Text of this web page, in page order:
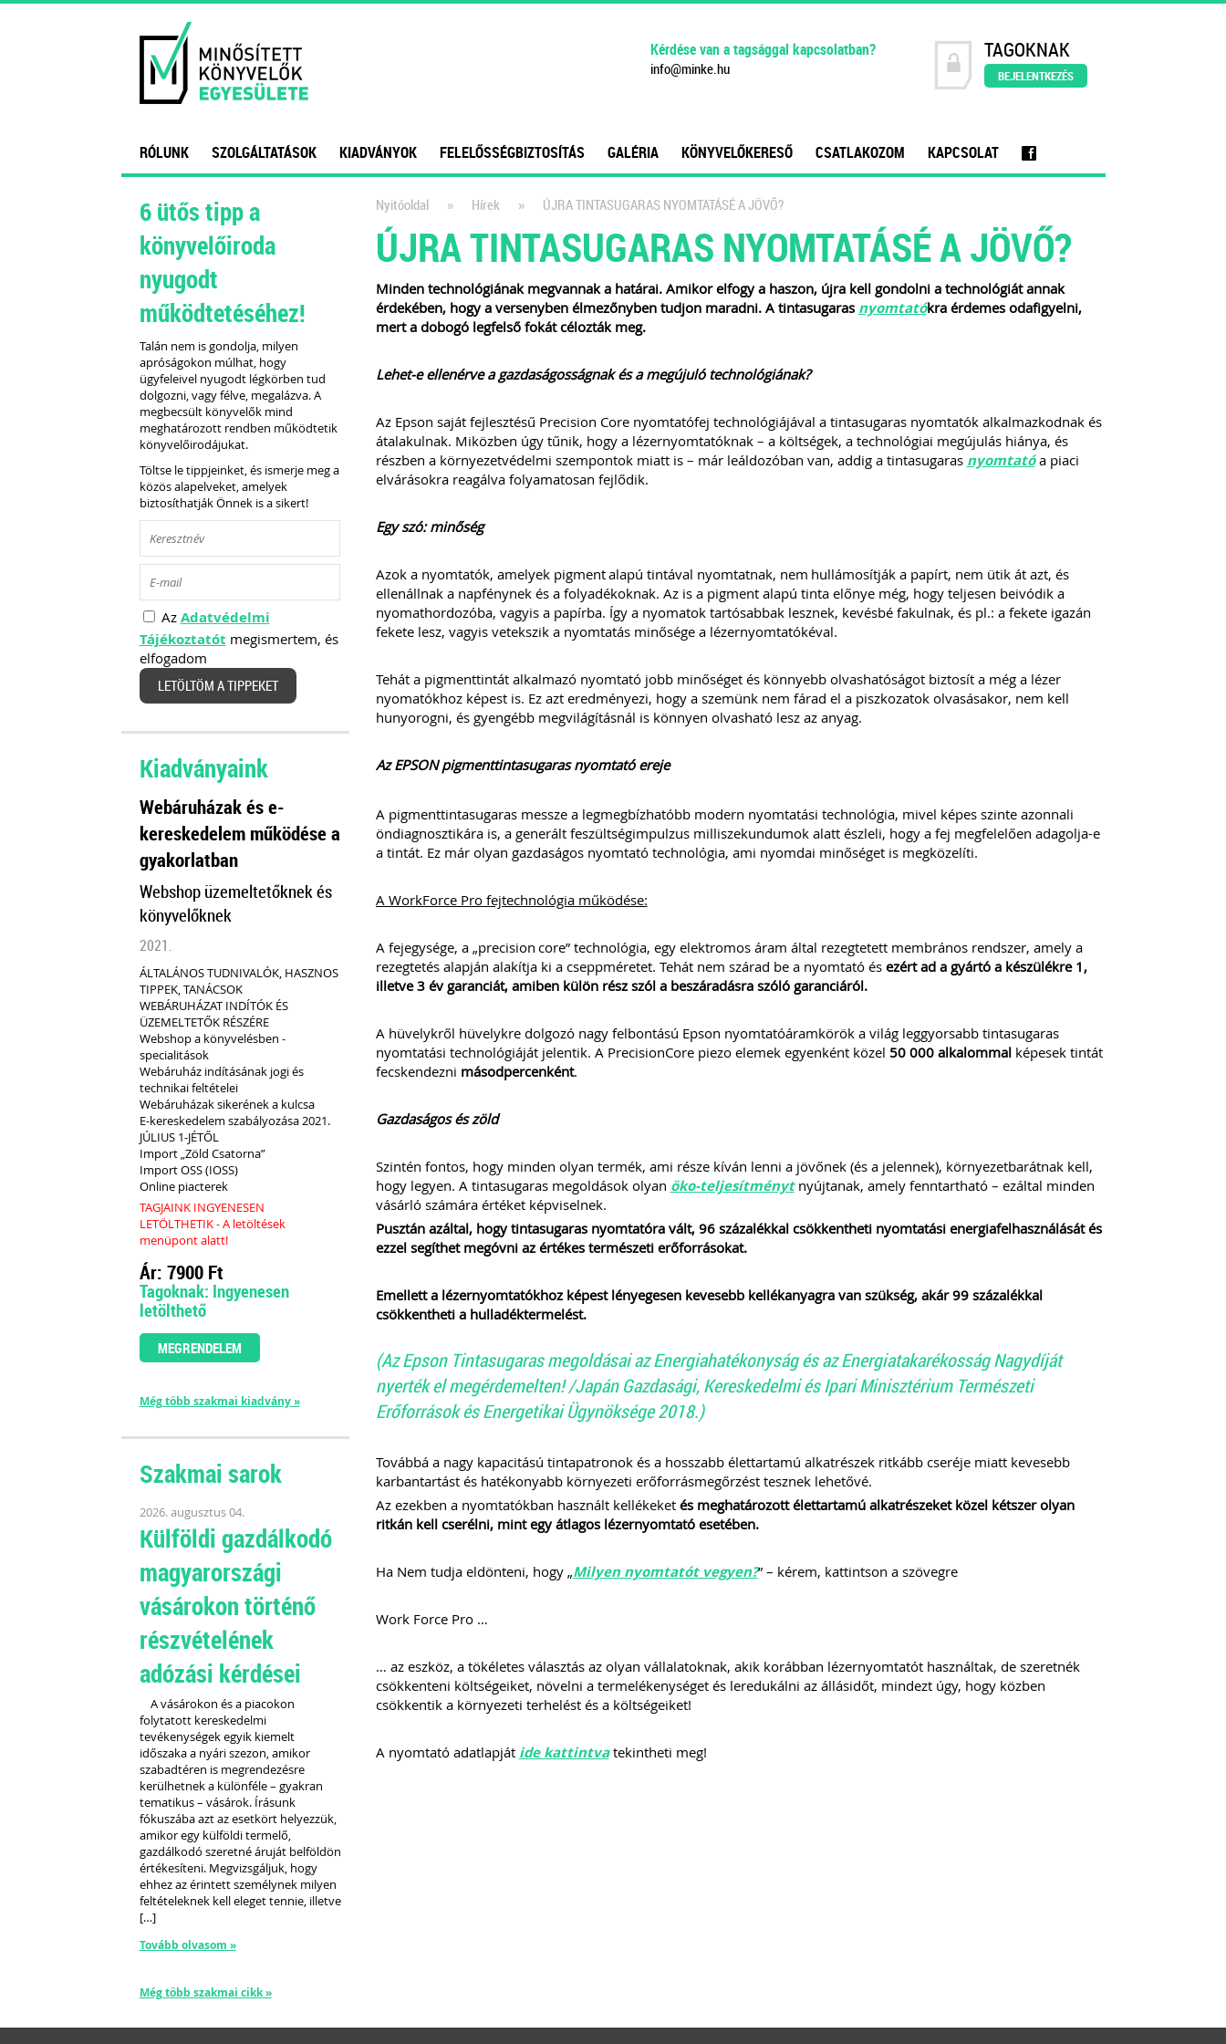
Kérdése van a tagsággal kapcsolatban?
info@minke.hu
TAGOKNAK
BEJELENTKEZÉS
RÓLUNK SZOLGÁLTATÁSOK KIADVÁNYOK FELELŐSSÉGBIZTOSÍTÁS GALÉRIA KÖNYVELŐKERESŐ CSATLAKOZOM KAPCSOLAT f
Nyitóoldal » Hírek » ÚJRA TINTASUGARAS NYOMTATÁSÉ A JÖVŐ?
ÚJRA TINTASUGARAS NYOMTATÁSÉ A JÖVŐ?
Minden technológiának megvannak a határai. Amikor elfogy a haszon, újra kell gondolni a technológiát annak
érdekében, hogy a versenyben élmezőnyben tudjon maradni. A tintasugaras nyomtatókra érdemes odafigyelni,
mert a dobogó legfelső fokát célozták meg.
Lehet-e ellenérve a gazdaságosságnak és a megújuló technológiának?
Az Epson saját fejlesztésű Precision Core nyomtatófej technológiájával a tintasugaras nyomtatók alkalmazkodnak és
átalakulnak. Miközben úgy tűnik, hogy a lézernyomtatóknak – a költségek, a technológiai megújulás hiánya, és
részben a környezetvédelmi szempontok miatt is – már leáldozóban van, addig a tintasugaras nyomtatóa piaci
elvárásokra reagálva folyamatosan fejlődik.
Egy szó: minőség
Azok a nyomtatók, amelyek pigment alapú tintával nyomtatnak, nem hullámosítják a papírt, nem ütik át azt, és
ellenállnak a napfénynek és a folyadékoknak. Az is a pigment alapú tinta előnye még, hogy teljesen beivódik a
nyomathordozóba, vagyis a papírba. Így a nyomatok tartósabbak lesznek, kevésbé fakulnak, és pl.: a fekete igazán
fekete lesz, vagyis vetekszik a nyomtatás minősége a lézernyomtatókéval.
Tehát a pigmenttintát alkalmazó nyomtató jobb minőséget és könnyebb olvashatóságot biztosít a még a lézer
nyomatókhoz képest is. Ez azt eredményezi, hogy a szemünk nem fárad el a piszkozatok olvasásakor, nem kell
hunyorogni, és gyengébb megvilágításnál is könnyen olvasható lesz az anyag.
Az EPSON pigmenttintasugaras nyomtató ereje
A pigmenttintasugaras messze a legmegbízhatóbb modern nyomtatási technológia, mivel képes szinte azonnali
öndiagnosztikára is, a generált feszültségimpulzus milliszekundumok alatt észleli, hogy a fej megfelelően adagolja-e
a tintát. Ez már olyan gazdaságos nyomtató technológia, ami nyomdai minőséget is megközelíti.
A WorkForce Pro fejtechnológia működése:
A fejegysége, a „precision core” technológia, egy elektromos áram által rezegtetett membrános rendszer, amely a
rezegtetés alapján alakítja ki a cseppméretet. Tehát nem szárad be a nyomtató és ezért ad a gyártó a készülékre 1,
illetve 3 év garanciát, amiben külön rész szól a beszáradásra szóló garanciáról.
A hüvelykről hüvelykre dolgozó nagy felbontású Epson nyomtatóáramkörök a világ leggyorsabb tintasugaras
nyomtatási technológiáját jelentik. A PrecisionCore piezo elemek egyenként közel 50 000 alkalommalképesek tintát
fecskendezni másodpercenként.
Gazdaságos és zöld
Szintén fontos, hogy minden olyan termék, ami része kíván lenni a jövőnek (és a jelennek), környezetbarátnak kell,
hogy legyen. A tintasugaras megoldások olyan öko-teljesítménytnyújtanak, amely fenntartható – ezáltal minden
vásárló számára értéket képviselnek.
Pusztán azáltal, hogy tintasugaras nyomtatóra vált, 96 százalékkal csökkentheti nyomtatási energiafelhasználását és
ezzel segíthet megóvni az értékes természeti erőforrásokat.
Emellett a lézernyomtatókhoz képest lényegesen kevesebb kellékanyagra van szükség, akár 99 százalékkal
csökkentheti a hulladéktermelést.
(Az Epson Tintasugaras megoldásai az Energiahatékonyság és az Energiatakarékosság Nagydíját
nyerték el megérdemelten! /Japán Gazdasági, Kereskedelmi és Ipari Minisztérium Természeti
Erőforrások és Energetikai Ügynöksége 2018.)
Továbbá a nagy kapacitású tintapatronok és a hosszabb élettartamú alkatrészek ritkább cseréje miatt kevesebb
karbantartást és hatékonyabb környezeti erőforrásmegőrzést tesznek lehetővé.
Az ezekben a nyomtatókban használt kellékeket és meghatározott élettartamú alkatrészeket közel kétszer olyan
ritkán kell cserélni, mint egy átlagos lézernyomtató esetében.
Ha Nem tudja eldönteni, hogy „Milyen nyomtatót vegyen?” – kérem, kattintson a szövegre
Work Force Pro …
… az eszköz, a tökéletes választás az olyan vállalatoknak, akik korábban lézernyomtatót használtak, de szeretnék
csökkenteni költségeiket, növelni a termelékenységet és leredukálni az állásidőt, mindezt úgy, hogy közben
csökkentik a környezeti terhelést és a költségeiket!
A nyomtató adatlapját ide kattintvatekintheti meg!
6 ütős tipp a
könyvelőiroda
nyugodt
működtetéséhez!
Talán nem is gondolja, milyen
apróságokon múlhat, hogy
ügyfeleivel nyugodt légkörben tud
dolgozni, vagy félve, megalázva. A
megbecsült könyvelők mind
meghatározott rendben működtetik
könyvelőirodájukat.
Töltse le tippjeinket, és ismerje meg a
közös alapelveket, amelyek
biztosíthatják Önnek is a sikert!
Az Adatvédelmi
Tájékoztatót megismertem, és
elfogadom
LETÖLTÖM A TIPPEKET
Kiadványaink
Webáruházak és e-
kereskedelem működése a
gyakorlatban
Webshop üzemeltetőknek és
könyvelőknek
2021.
ÁLTALÁNOS TUDNIVALÓK, HASZNOS
TIPPEK, TANÁCSOK
WEBÁRUHÁZAT INDÍTÓK ÉS
ÜZEMELTETŐK RÉSZÉRE
Webshop a könyvelésben -
specialitások
Webáruház indításának jogi és
technikai feltételei
Webáruházak sikerének a kulcsa
E-kereskedelem szabályozása 2021.
JÚLIUS 1-JÉTŐL
Import „Zöld Csatorna”
Import OSS (IOSS)
Online piacterek
TAGJAINK INGYENESEN
LETÖLTHETIK - A letöltések
menüpont alatt!
Ár: 7900 Ft
Tagoknak: Ingyenesen
letölthető
MEGRENDELEM
Még több szakmai kiadvány »
Szakmai sarok
2026. augusztus 04.
Külföldi gazdálkodó
magyarországi
vásárokon történő
részvételének
adózási kérdései
A vásárokon és a piacokon
folytatott kereskedelmi
tevékenységek egyik kiemelt
időszaka a nyári szezon, amikor
szabadtéren is megrendezésre
kerülhetnek a különféle – gyakran
tematikus – vásárok. Írásunk
fókuszába azt az esetkört helyezzük,
amikor egy külföldi termelő,
gazdálkodó szeretné áruját belföldön
értékesíteni. Megvizsgáljuk, hogy
ehhez az érintett személynek milyen
feltételeknek kell eleget tennie, illetve
[…]
Tovább olvasom »
Még több szakmai cikk »